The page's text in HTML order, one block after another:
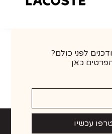
לפני כולם?
כאן